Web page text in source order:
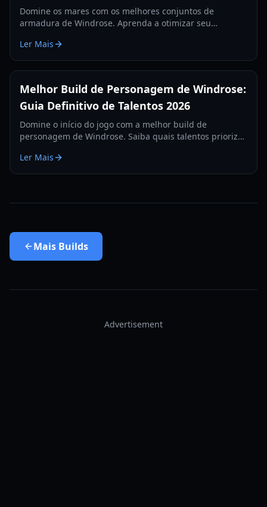
Domine os mares com os melhores conjuntos de
armadura de Windrose. Aprenda a otimizar seu
encontros mais difíceis com chefes em 2026.
Ler Mais
Melhor Build de Personagem de Windrose:
Guia Definitivo de Talentos 2026
Domine o início do jogo com a melhor build de
personagem de Windrose. Saiba quais talentos priorizar
recursos.
Ler Mais
Mais Builds
Advertisement